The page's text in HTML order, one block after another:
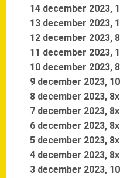
14 december 2023,
13 december 2023,
12 december 2023,
11 december 2023,
10 december 2023,
9 december 2023,
8 december 2023,
7 december 2023,
6 december 2023,
5 december 2023,
4 december 2023,
3 december 2023,